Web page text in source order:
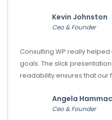
Kevin Johnston
Ceo & Founder
Consulting WP really
goals. The slick
readability ensures that our
Angela
Ceo & Founder